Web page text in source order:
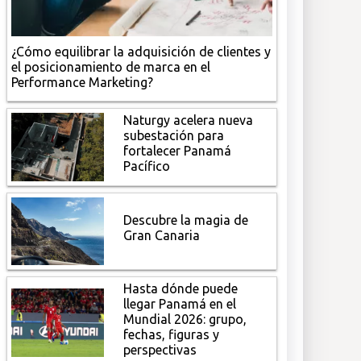
¿Cómo equilibrar la adquisición de clientes y
el posicionamiento de marca en el
Performance Marketing?
Naturgy acelera nueva
subestación para
fortalecer Panamá
Pacífico
Descubre la magia de
Gran Canaria
Hasta dónde puede
llegar Panamá en el
Mundial 2026: grupo,
fechas, figuras y
perspectivas